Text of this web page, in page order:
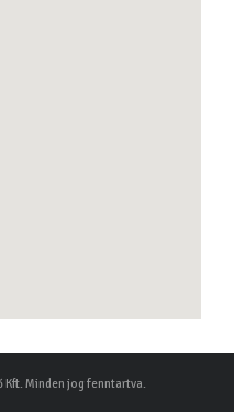
Minden jog fenntartva.